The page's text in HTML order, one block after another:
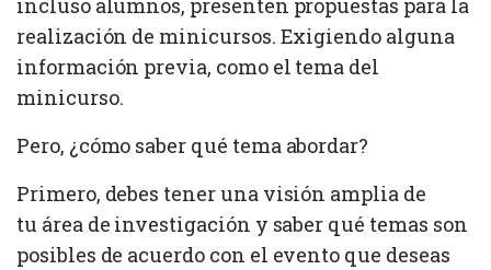
incluso alumnos, presenten propuestas para la
realización de minicursos. Exigiendo alguna
información previa, como el tema del
minicurso.
Pero, ¿cómo saber qué tema abordar?
Primero, debes tener una visión amplia de
tu área de investigación y saber qué temas son
posibles de acuerdo con el evento que deseas